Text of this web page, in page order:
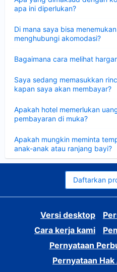
apa ini diperlukan?
Di mana saya bisa
menghubungi akomodasi?
Bagaimana cara melihat
Saya sedang memasukkan
kapan saya akan membayar?
Apakah hotel memerlukan
pembayaran di muka?
Apakah mungkin meminta
anak-anak atau ranjang bayi?
Daftarkan
Versi desktop
Cara kerja kami
Pernyataan
Pernyataan